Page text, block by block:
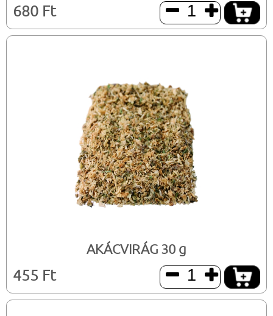
680 Ft  
AKÁCVIRÁG 30 g
455 Ft  